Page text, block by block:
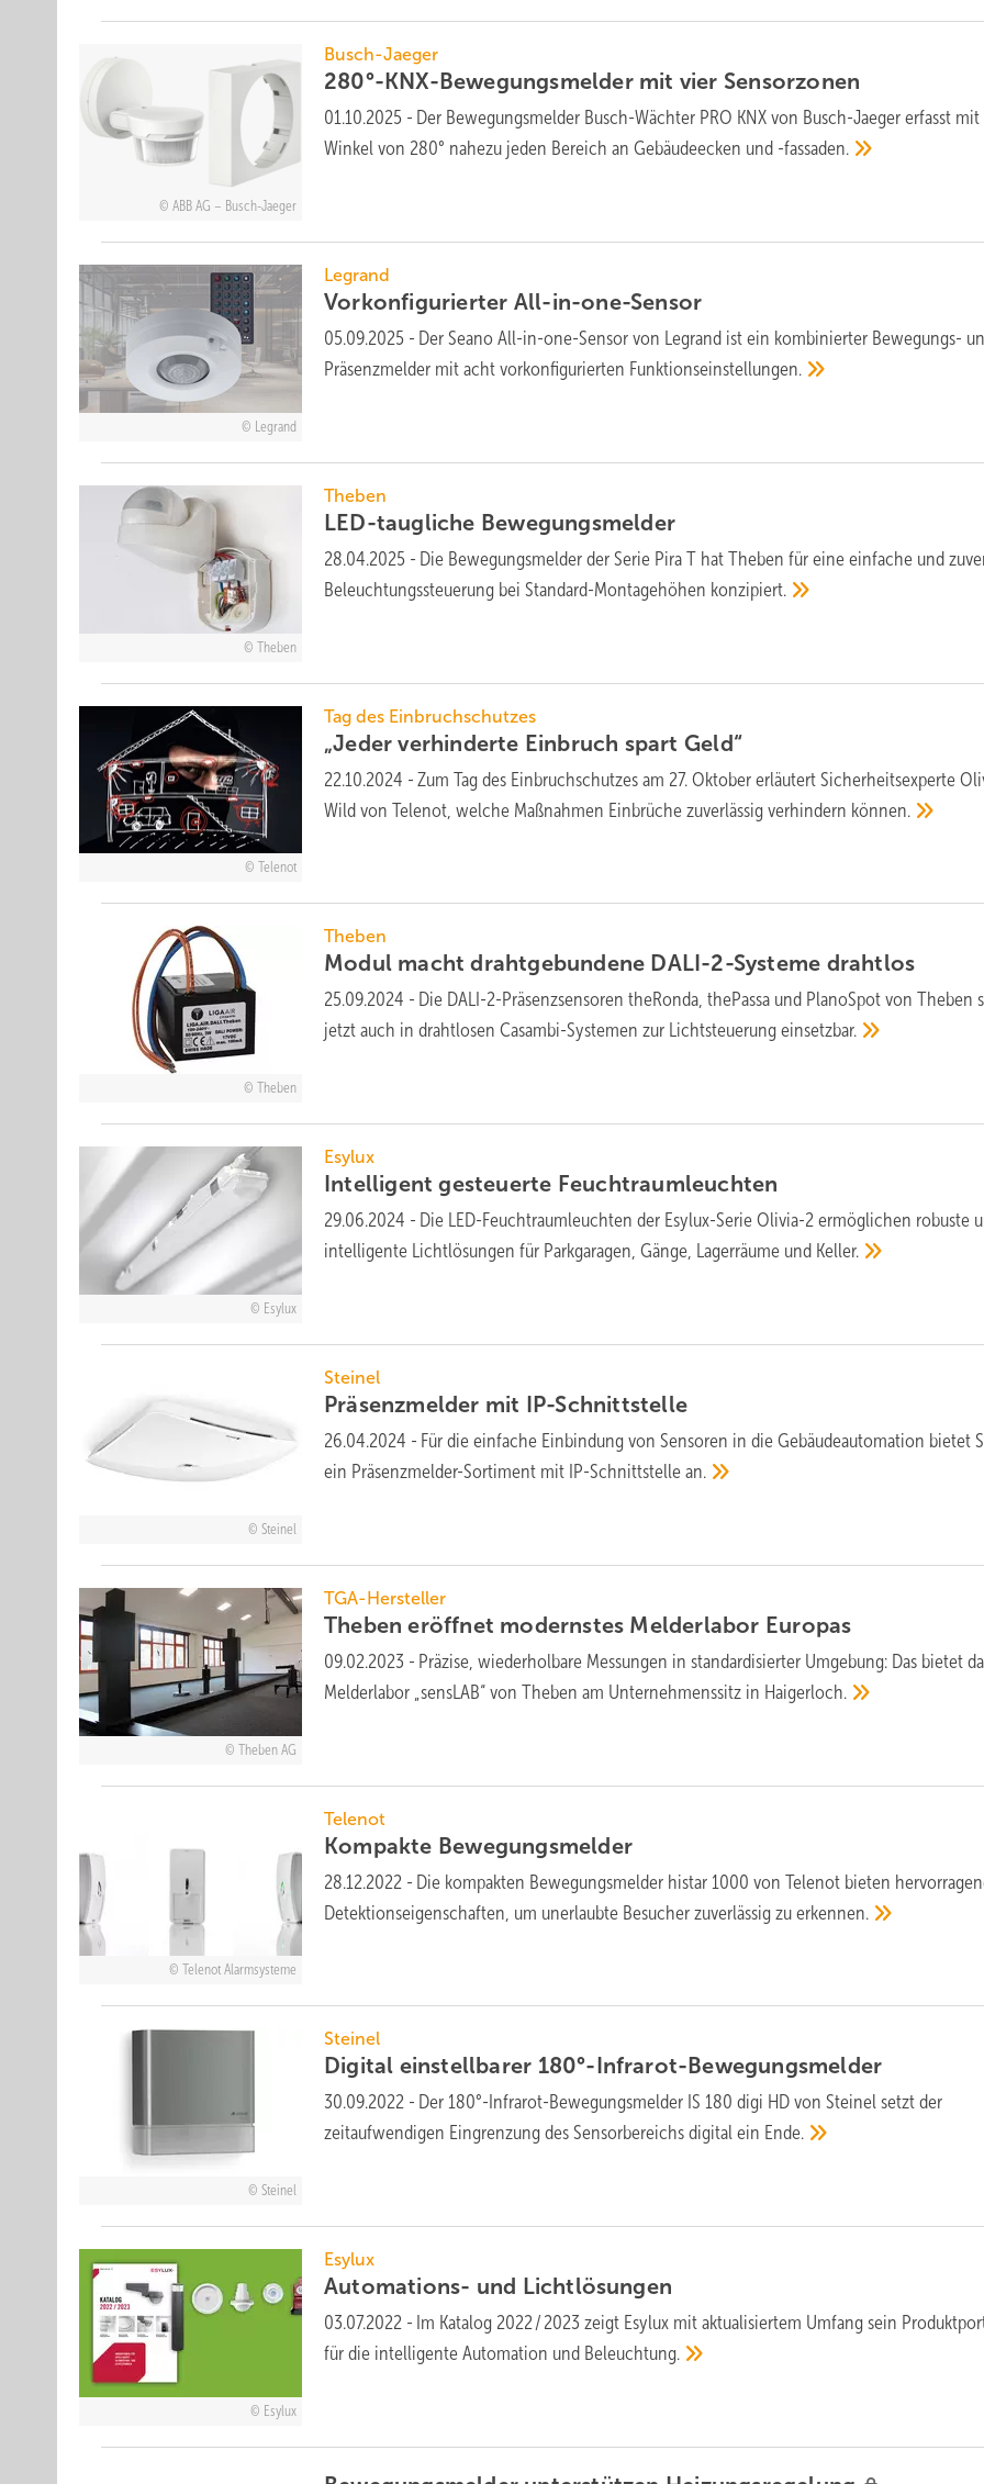
ABB AG – Busch-Jaeger
Busch-Jaeger
280°-KNX-Bewegungsmelder mit vier Sensorzonen
01.10.2025 - Der Bewegungs­melder Busch-Wächter PRO KNX von Busch-Jaeger erfasst
Win­kel von 280° nahe­zu je­den Be­reich an Ge­bäude­ecken und -fassaden.
Legrand
Legrand
Vorkonfigurierter All-in-one-Sensor
05.09.2025 - Der Seano All-in-one-Sensor von Legrand ist ein kom­bi­nier­ter Bewegungs-
Präsenz­melder mit acht vor­kon­fi­gu­rier­ten Funk­tions­ein­stel­lungen.
Theben
Theben
LED-taugliche Bewegungsmelder
28.04.2025 - Die Bewegungs­melder der Serie Pira T hat Theben für eine ein­fache und
Be­leuch­tungs­steue­rung bei Stan­dard-Montage­hö­hen konzi­piert.
Telenot
Tag des Einbruchschutzes
„Jeder verhinderte Einbruch spart Geld“
22.10.2024 - Zum Tag des Einbruchschutzes am 27. Oktober erläutert Sicherheitsexperte
Wild von Telenot, welche Maßnahmen Einbrüche zuverlässig verhindern können.
Theben
Theben
Modul macht drahtgebundene DALI-2-Systeme drahtlos
25.09.2024 - Die DALI-2-Präsenzsensoren theRonda, thePassa und PlanoSpot von Theben
jetzt auch in draht­losen Casambi-Systemen zur Licht­steue­rungeinsetzbar.
Esylux
Esylux
Intelligent gesteuerte Feuchtraumleuchten
29.06.2024 - Die LED-Feucht­raum­leuchten der Esylux-Serie Olivia-2 ermöglichen robuste
intelligente Licht­lösungen für Parkgaragen, Gänge, Lagerräume und Keller.
Steinel
Steinel
Präsenzmelder mit IP-Schnittstelle
26.04.2024 - Für die einfache Einbindung von Sensoren in die Gebäude­auto­ma­tion bietet
ein Präsenz­mel­der-Sor­ti­ment mit IP-Schnitt­stellean.
Theben AG
TGA-Hersteller
Theben eröffnet modernstes Melderlabor Europas
09.02.2023 - Präzise, wiederholbare Messungen in standardisierter Umgebung: Das bietet
Melderlabor „sensLAB“ von Theben am Unternehmenssitz in Haigerloch.
Telenot Alarmsysteme
Telenot
Kompakte Bewegungsmelder
28.12.2022 - Die kompakten Bewegungsmelder histar 1000 von Telenot bieten
Detektionseigenschaften, um unerlaubte Besucher zuverlässig zuerkennen.
Steinel
Steinel
Digital einstellbarer 180°-Infrarot-Bewegungsmelder
30.09.2022 - Der 180°-Infrarot-Bewegungsmelder IS 180 digi HD von Steinel setzt der
zeitaufwendigen Eingrenzung des Sensorbereichs digital ein Ende.
Esylux
Esylux
Automations- und Lichtlösungen
03.07.2022 - Im Katalog 2022 / 2023 zeigt Esylux mit aktualisiertem Umfang sein
für die intelligente Automation und Beleuchtung.